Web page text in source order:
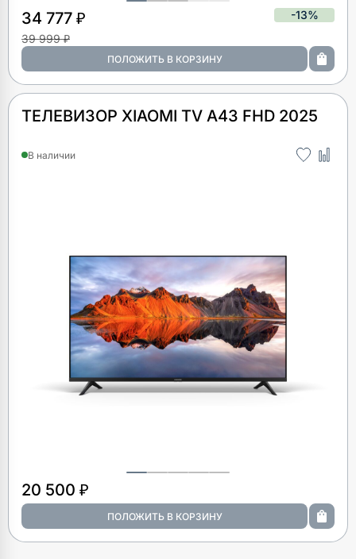
34 777 ₽
-13%
39 999 ₽
ТЕЛЕВИЗОР XIAOMI TV A43 FHD 2025
В наличии
20 500 ₽